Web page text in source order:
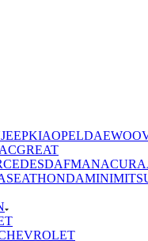
JEEPKIAOPELDAEWOO
GREAT
DAFMANACURA
SEATHONDAMINI